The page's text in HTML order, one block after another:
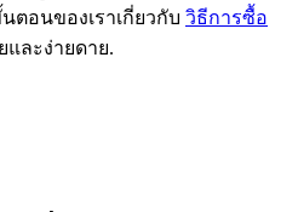
นนำ
ตอนของเราเกี่ยวกับ วิธีการซื้อ
และง่ายดาย.